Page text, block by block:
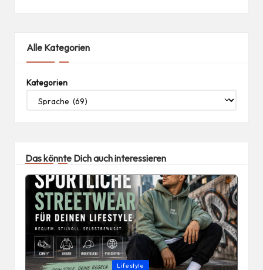
Alle Kategorien
Kategorien
Das könnte Dich auch interessieren
Posted
Lifestyle